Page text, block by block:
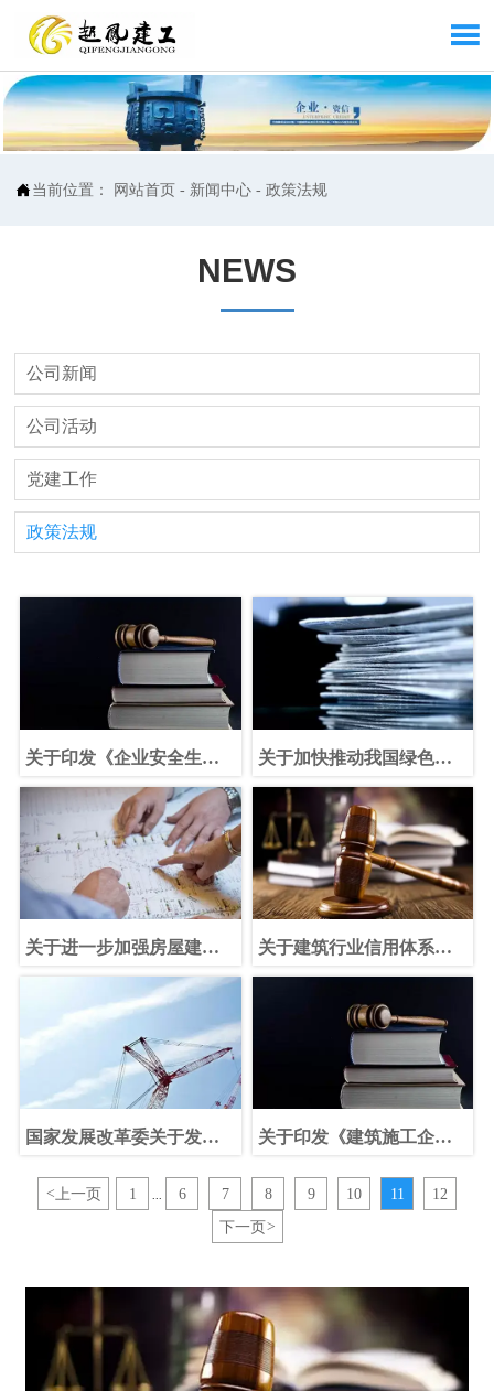

 当前位置： 网站首页 - 新闻中心 -政策法规
NEWS
公司新闻
公司活动
党建工作
政策法规
关于印发《企业安全生产
法》的通知
关于加快推动我国绿色建
关于进一步加强房屋建筑
监督管理工作的指导意见
关于建筑行业信用体系建
国家发展改革委关于发展
力度
关于印发《建筑施工企业
现场带班暂行办法》的通
知
<上一页 1 ... 6 7 8 9 10 11
12
下一页 >